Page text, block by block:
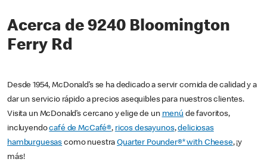
Acerca de 9240 Bloomington
Ferry Rd
Desde 1954, McDonald’s se ha dedicado a servir comida de calidad y a
dar un servicio rápido a precios asequibles para nuestros clientes.
Visita un McDonald’s cercano y elige de un menú de favoritos,
incluyendocafé de McCafé®, ricos desayunos,deliciosas
hamburguesas como nuestraQuarter Pounder®* with Cheese, ¡y
más!